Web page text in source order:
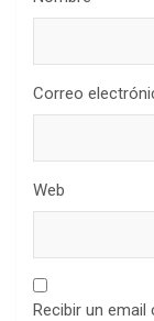
Correo
Web
Recibir un